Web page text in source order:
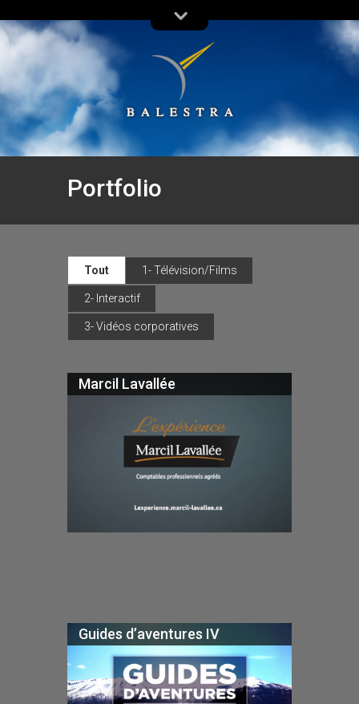
Portfolio
Tout 1- Télévision/Films
2- Interactif
3- Vidéos corporatives
Marcil Lavallée
Guides d’aventures IV